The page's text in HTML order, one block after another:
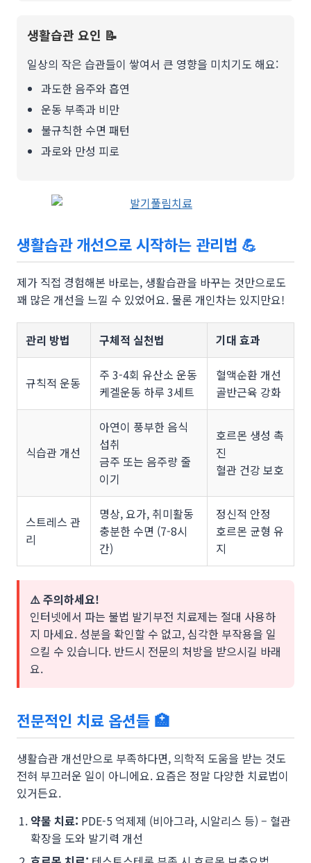
생활습관 요인 📝
일상의 작은 습관들이 쌓여서 큰 영향을 미치기도 해요:
과도한 음주와 흡연
운동 부족과 비만
불규칙한 수면 패턴
과로와 만성 피로
생활습관 개선으로 시작하는 관리법 💪
제가 직접 경험해본 바로는, 생활습관을 바꾸는 것만으로도
꽤 많은 개선을 느낄 수 있었어요. 물론 개인차는 있지만요!
관리 방법 구체적 실천법 기대 효과
규칙적 운동
주 3-4회 유산소 운동
케겔운동 하루 3세트
혈액순환 개선
골반근육 강화
식습관 개선
아연이 풍부한 음식
섭취
금주 또는 음주량 줄
이기
호르몬 생성 촉
진
혈관 건강 보호
스트레스 관
리
명상, 요가, 취미활동
충분한 수면 (7-8시
간)
정신적 안정
호르몬 균형 유
지
⚠️ 주의하세요!
인터넷에서 파는 불법 발기부전 치료제는 절대 사용하
지 마세요. 성분을 확인할 수 없고, 심각한 부작용을 일
으킬 수 있습니다. 반드시 전문의 처방을 받으시길 바래
요.
전문적인 치료 옵션들 🏥
생활습관 개선만으로 부족하다면, 의학적 도움을 받는 것도
전혀 부끄러운 일이 아니에요. 요즘은 정말 다양한 치료법이
있거든요.
약물 치료: PDE-5 억제제 (비아그라, 시알리스 등) – 혈관
확장을 도와 발기력 개선